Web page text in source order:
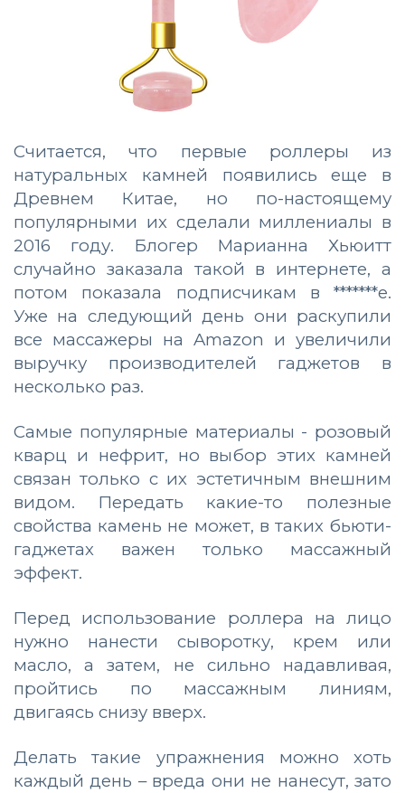
Считается, что первые роллеры из
натуральных камней появились еще в
Древнем Китае, но по-настоящему
популярными их сделали миллениалы в
2016 году. Блогер Марианна Хьюитт
случайно заказала такой в интернете, а
потом показала подписчикам в *******е.
Уже на следующий день они раскупили
все массажеры на Amazon и увеличили
выручку производителей гаджетов в
несколько раз.
Самые популярные материалы - розовый
кварц и нефрит, но выбор этих камней
связан только с их эстетичным внешним
видом. Передать какие-то полезные
свойства камень не может, в таких бьюти-
гаджетах важен только массажный
эффект.
Перед использование роллера на лицо
нужно нанести сыворотку, крем или
масло, а затем, не сильно надавливая,
пройтись по массажным линиям,
двигаясь снизу вверх.
Делать такие упражнения можно хоть
каждый день – вреда они не нанесут, зато